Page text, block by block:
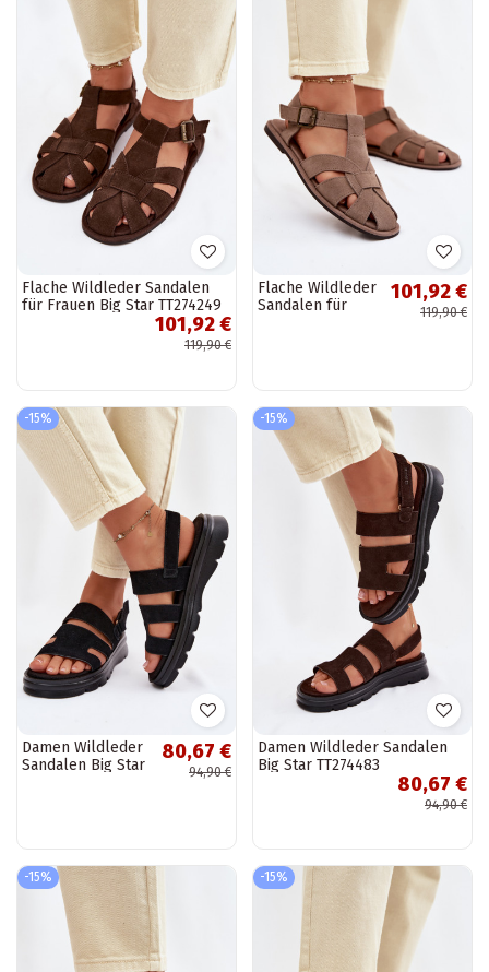
Flache Wildleder Sandalen
für Frauen Big Star TT274249
schokoladenfarbene Farbe
101,92 €
119,90 €
Flache Wildleder
Sandalen für
101,92 €
119,90 €
-15%
Damen Wildleder
Sandalen Big Star
80,67 €
94,90 €
-15%
Damen Wildleder Sandalen
Big Star TT274483
schokoladenfarbene Farbe
80,67 €
94,90 €
-15% -15%